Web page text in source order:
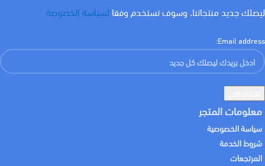
ليصلك جديد منتجاتنا، وسوف تستخدم وفقا لسياسة الخصوصة
Email address:
معلومات المتجر
سياسة الخصوصية
شروط الخدمة
المرتجعات